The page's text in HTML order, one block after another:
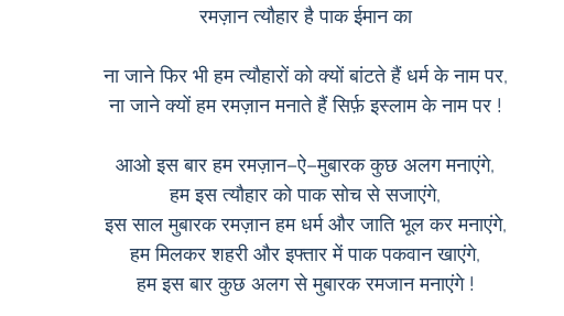
रमज़ान त्यौहार है पाक ईमान का
ना जाने फिर भी हम त्यौहारों को क्यों बांटते हैं धर्म के नाम पर,
ना जाने क्यों हम रमज़ान मनाते हैं सिर्फ़ इस्लाम के नाम पर !
आओ इस बार हम रमज़ान–ऐ–मुबारक कुछ अलग मनाएंगे,
हम इस त्यौहार को पाक सोच से सजाएंगे,
इस साल मुबारक रमज़ान हम धर्म और जाति भूल कर मनाएंगे,
हम मिलकर शहरी और इफ्तार में पाक पकवान खाएंगे,
हम इस बार कुछ अलग से मुबारक रमजान मनाएंगे !